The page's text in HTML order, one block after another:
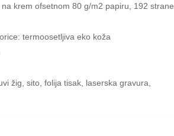
krem ofsetnom 80 g/m2 papiru, 192 strane
termoosetljiva eko koža
žig, sito, folija tisak, laserska gravura,